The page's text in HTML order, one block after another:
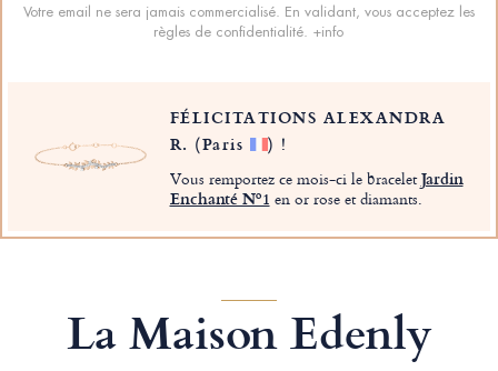
Votre email ne sera jamais commercialisé. En validant, vous acceptez les
règles de confidentialité. +info
FÉLICITATIONS ALEXANDRA
R. (Paris ) !
Vous remportez ce mois-ci le braceletJardin
Enchanté Nº1 en or rose et diamants.
La Maison Edenly